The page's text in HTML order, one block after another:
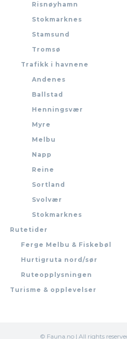
Risnøyhamn
Stokmarknes
Stamsund
Tromsø
Trafikk i havnene
Andenes
Ballstad
Henningsvær
Myre
Melbu
Napp
Reine
Sortland
Svolvær
Stokmarknes
Rutetider
Ferge Melbu & Fiskebøl
Hurtigruta nord/sør
Ruteopplysningen
Turisme & opplevelser
© Fauna.no | All rights